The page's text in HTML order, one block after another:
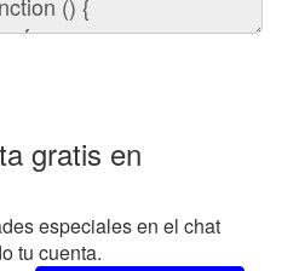
gratis en
especiales en el chat
tu cuenta.